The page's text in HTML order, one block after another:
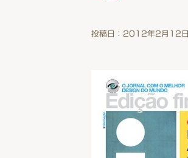
投稿日：2012年2月12日